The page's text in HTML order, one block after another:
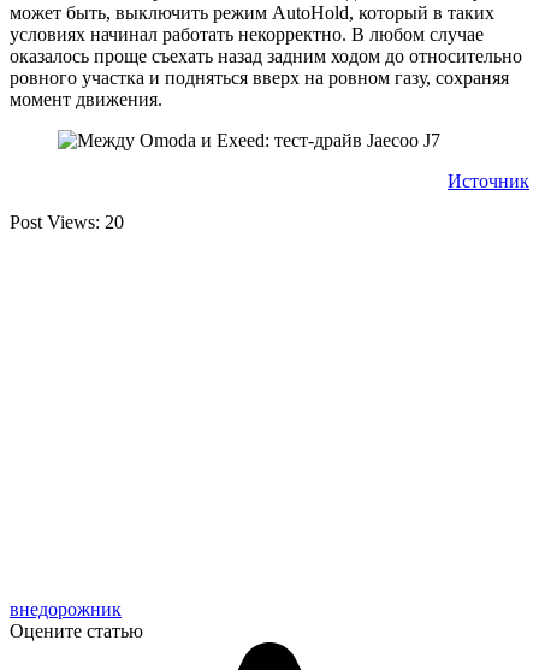
может быть, выключить режим AutoHold, который в таких
условиях начинал работать некорректно. В любом случае
оказалось проще съехать назад задним ходом до относительно
ровного участка и подняться вверх на ровном газу, сохраняя
момент движения.
Источник
Post Views: 20
внедорожник
Оцените статью